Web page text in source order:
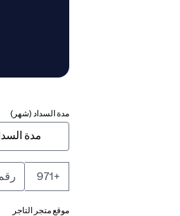
مدة السداد (شهر)
+971
موقع متجر التاجر